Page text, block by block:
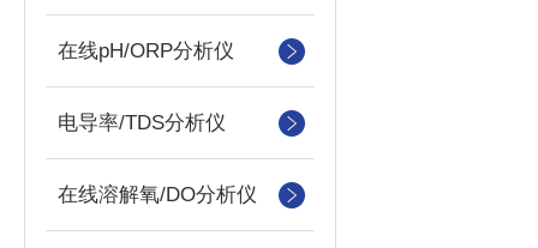
在线pH/ORP分析仪
电导率/TDS分析仪
在线溶解氧/DO分析仪